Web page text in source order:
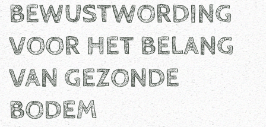
BEWUSTWORDING
VOOR HET BELANG
VAN GEZONDE
BODEM